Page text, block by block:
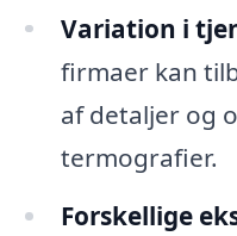
Variation i
firmaer kan
af detaljer og
termografier.
Forskellige